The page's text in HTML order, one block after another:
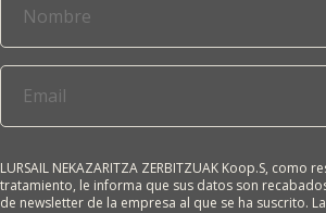
LURSAIL NEKAZARITZA ZERBITZUAK Koop.S, como
tratamiento, le informa que sus datos son
de newsletter de la empresa al que se ha suscrito.